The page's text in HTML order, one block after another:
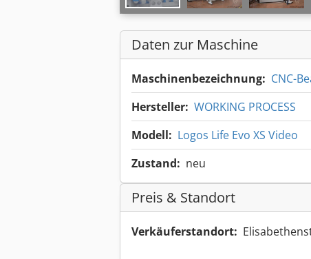
Daten zur Maschine
Maschinenbezeichnung: CNC-
Hersteller: WORKING PROCESS
Modell: Logos Life Evo XS Video
Zustand: neu
Preis & Standort
Verkäuferstandort: